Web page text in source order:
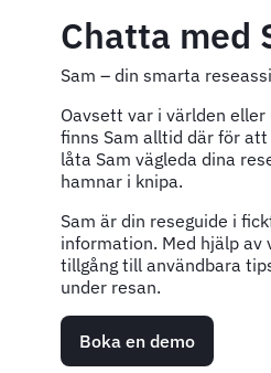
Chatta med
Sam – din smarta
Oavsett var i världen
finns Sam alltid där för
låta Sam vägleda dina
hamnar i knipa.
Sam är din reseguide i
information. Med hjälp av
tillgång till användbara
under resan.
Boka en demo